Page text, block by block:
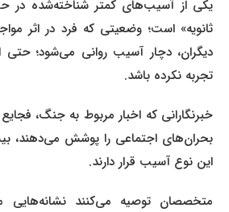
یکی از آسیب‌های کمتر شناخته‌شده در حرفه
ثانویه» است؛ وضعیتی که فرد در اثر
دیگران، دچار آسیب روانی می‌شود؛ حتی
تجربه نکرده باشد.
خبرنگارانی که اخبار مربوط به جنگ، فجایع
بحران‌های اجتماعی را پوشش می‌دهند،
این نوع آسیب قرار دارند.
متخصصان توصیه می‌کنند نشانه‌هایی